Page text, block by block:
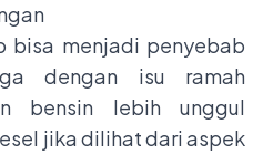
bisa menjadi penyebab
dengan isu ramah
bensin lebih unggul
jika dilihat dari aspek